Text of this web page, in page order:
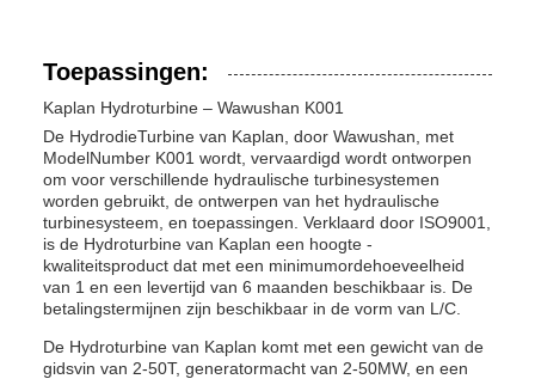
Toepassingen:
Kaplan Hydroturbine – Wawushan K001
De HydrodieTurbine van Kaplan, door Wawushan, met
ModelNumber K001 wordt, vervaardigd wordt ontworpen
om voor verschillende hydraulische turbinesystemen
worden gebruikt, de ontwerpen van het hydraulische
turbinesysteem, en toepassingen. Verklaard door ISO9001,
is de Hydroturbine van Kaplan een hoogte -
kwaliteitsproduct dat met een minimumordehoeveelheid
van 1 en een levertijd van 6 maanden beschikbaar is. De
betalingstermijnen zijn beschikbaar in de vorm van L/C.
De Hydroturbine van Kaplan komt met een gewicht van de
gidsvin van 2-50T, generatormacht van 2-50MW, en een